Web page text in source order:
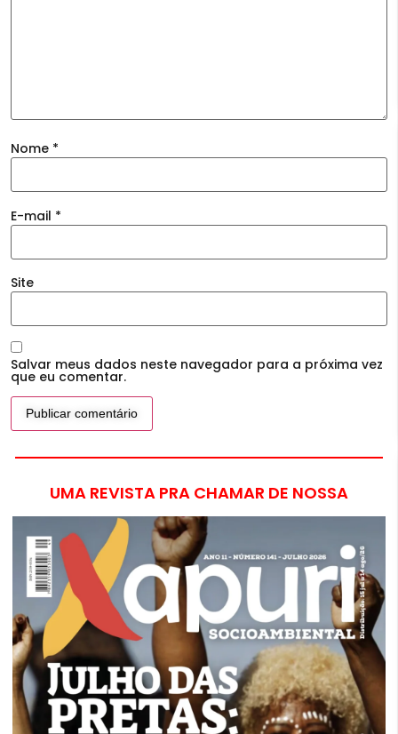
Nome *
E-mail *
Site
Salvar meus dados neste navegador para a próxima vez
que eu comentar.
UMA REVISTA PRA CHAMAR DE NOSSA